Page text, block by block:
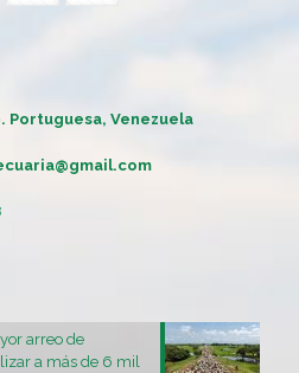
Portuguesa, Venezuela
arreo de
a más de 6 mil